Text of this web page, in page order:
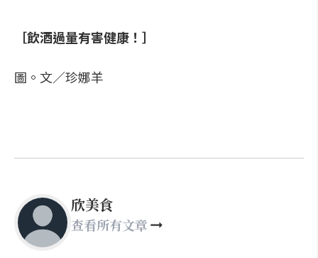
［飲酒過量有害健康！］
圖。文／珍娜羊
欣美食
查看所有文章